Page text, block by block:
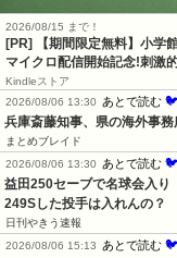
2026/08/15 まで！
[PR] 【期間限定無料】小学
マイクロ配信開始記念!刺激
Kindleストア
2026/08/06 13:30
あとで読む
兵庫斎藤知事、県の海外事
まとめブレイド
2026/08/06 13:30
あとで読む
益田250セーブで名球会入
249Sした投手は入れんの？
日刊やきう速報
2026/08/06 15:13
あとで読む